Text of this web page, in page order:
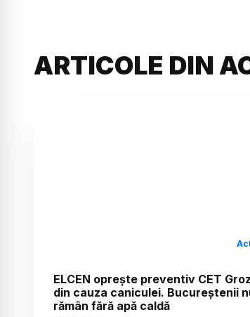
ARTICOLE DIN
ELCEN oprește preventiv CET
din cauza caniculei. Bucureștenii
rămân fără apă caldă